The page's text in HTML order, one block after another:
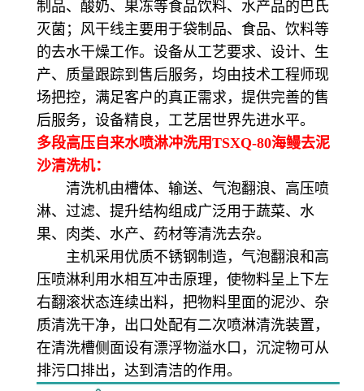
制品、酸奶、果冻等食品饮料、水产品的巴氏
灭菌；风干线主要用于袋制品、食品、饮料等
的去水干燥工作。设备从工艺要求、设计、生
产、质量跟踪到售后服务，均由技术工程师现
场把控，满足客户的真正需求，提供完善的售
后服务，设备精良，工艺居世界先进水平。
多段高压自来水喷淋冲洗用TSXQ-80海鳗去泥
沙清洗机：
清洗机由槽体、输送、气泡翻浪、高压喷
淋、过滤、提升结构组成广泛用于蔬菜、水
果、肉类、水产、药材等清洗去杂。
主机采用优质不锈钢制造，气泡翻浪和高
压喷淋利用水相互冲击原理，使物料呈上下左
右翻滚状态连续出料，把物料里面的泥沙、杂
质清洗干净，出口处配有二次喷淋清洗装置，
在清洗槽侧面设有漂浮物溢水口，沉淀物可从
排污口排出，达到清洁的作用。